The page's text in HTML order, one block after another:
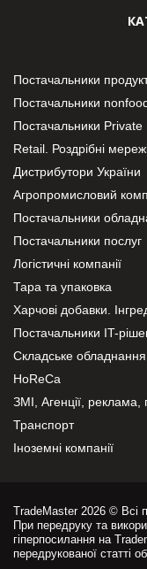
Постачальники
Постачальники
Постачальники Private
Retail. Роздрібні
Дистрибутори України
Агропромисловий
Постачальники
Постачальники послуг
Логістичні компанії
Тара та упаковка
Харчові добавки.
Постачальники IT-
Складське обладнання
HoReCa
ЗМІ, Агенції, реклама,
Транспорт
Іноземні компанії
TradeMaster 2026 © Всі
При передруку та
гіперпосилання на
передрукованої статті